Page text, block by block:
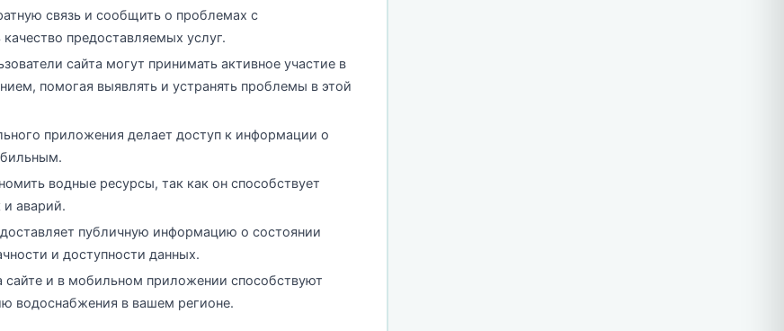
связь и сообщить о проблемах с
предоставляемых услуг.
сайта могут принимать активное участие в
помогая выявлять и устранять проблемы в этой
приложения делает доступ к информации о
водные ресурсы, так как он способствует
аварий.
публичную информацию о состоянии
и доступности данных.
сайте и в мобильном приложении способствуют
водоснабжения в вашем регионе.